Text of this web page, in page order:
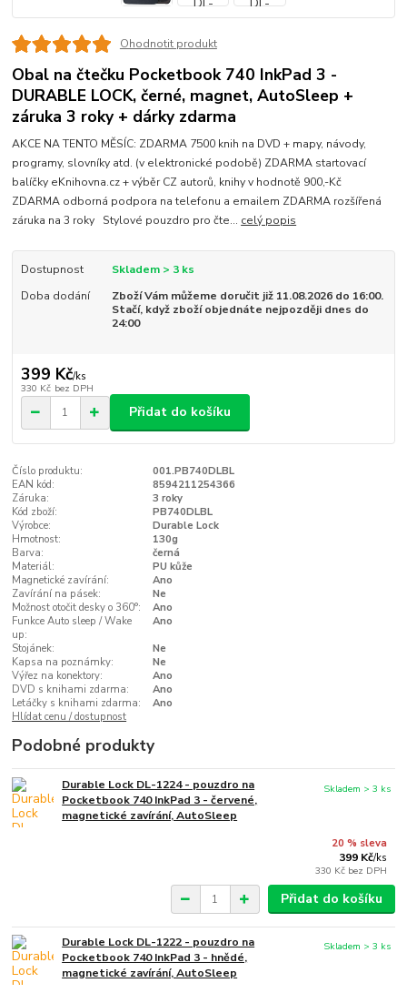
Ohodnotit produkt
Obal na čtečku Pocketbook 740 InkPad 3 -
DURABLE LOCK, černé, magnet, AutoSleep +
záruka 3 roky + dárky zdarma
AKCE NA TENTO MĚSÍC: ZDARMA 7500 knih na DVD + mapy, návody,
programy, slovníky atd. (v elektronické podobě) ZDARMA startovací
balíčky eKnihovna.cz + výběr CZ autorů, knihy v hodnotě 900,-Kč
ZDARMA odborná podpora na telefonu a emailem ZDARMA rozšířená
záruka na 3 roky Stylové pouzdro pro čte... celý popis
Dostupnost
Skladem > 3 ks
Doba dodání
Zboží Vám můžeme doručit již 11.08.2026 do 16:00.
Stačí, když zboží objednáte nejpozději dnes do
24:00
399 Kč/ks
330 Kč bez DPH
Přidat do košíku
Číslo produktu:
001.PB740DLBL
EAN kód:
8594211254366
Záruka:
3 roky
Kód zboží:
PB740DLBL
Výrobce:
Durable Lock
Hmotnost:
130g
Barva:
černá
Materiál:
PU kůže
Magnetické zavírání:
Ano
Zavírání na pásek:
Ne
Možnost otočit desky o 360°:
Ano
Funkce Auto sleep / Wake
up:
Ano
Stojánek:
Ne
Kapsa na poznámky:
Ne
Výřez na konektory:
Ano
DVD s knihami zdarma:
Ano
Letáčky s knihami zdarma:
Ano
Hlídat cenu / dostupnost
Podobné produkty
Durable Lock DL-1224 - pouzdro na
Pocketbook 740 InkPad 3 - červené,
magnetické zavírání, AutoSleep
20 % sleva
399 Kč/ks
330 Kč bez DPH
Skladem > 3 ks
Přidat do košíku
Durable Lock DL-1222 - pouzdro na
Pocketbook 740 InkPad 3 - hnědé,
magnetické zavírání, AutoSleep
Skladem > 3 ks